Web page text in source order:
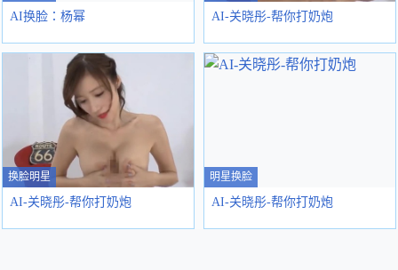
AI换脸：杨幂 AI-关晓彤-帮你打奶炮
换脸明星
AI-关晓彤-帮你打奶炮
明星换脸
AI-关晓彤-帮你打奶炮